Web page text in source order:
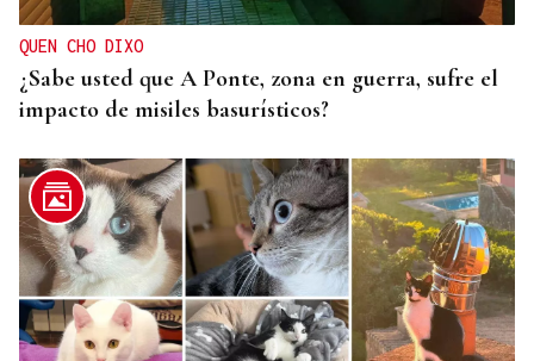
QUEN CHO DIXO
¿Sabe usted que A Ponte, zona en guerra, sufre el
impacto de misiles basurísticos?